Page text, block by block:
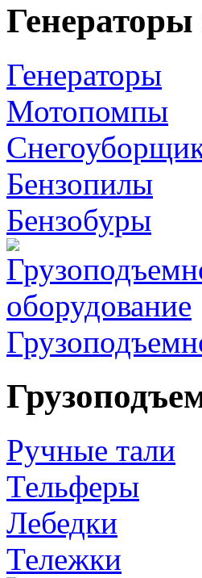
Генераторы
Генераторы
Мотопомпы
Бензопилы
Бензобуры
Ручные тали
Тельферы
Лебедки
Тележки